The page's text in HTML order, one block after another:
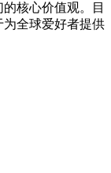
核心价值观。目
全球爱好者提供